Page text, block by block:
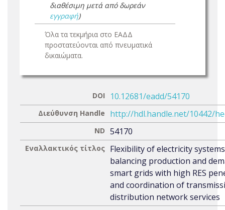
διαθέσιμη μετά από δωρεάν
εγγραφή)
Όλα τα τεκμήρια στο ΕΑΔΔ
προστατεύονται από πνευματικά
δικαιώματα.
DOI 10.12681/eadd/54170
Διεύθυνση Handle http://hdl.handle.net/10442/
ND 54170
Εναλλακτικός τίτλος Flexibility of electricity
balancing production and
smart grids with high RES
and coordination of
distribution network services